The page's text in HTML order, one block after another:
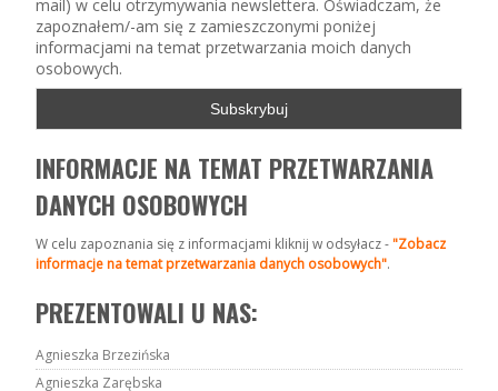
mail) w celu otrzymywania newslettera. Oświadczam, że
zapoznałem/-am się z zamieszczonymi poniżej
informacjami na temat przetwarzania moich danych
osobowych.
INFORMACJE NA TEMAT PRZETWARZANIA
DANYCH OSOBOWYCH
W celu zapoznania się z informacjami kliknij w odsyłacz -"Zobacz
informacje na temat przetwarzania danych osobowych".
PREZENTOWALI U NAS:
Agnieszka Brzezińska
Agnieszka Zarębska